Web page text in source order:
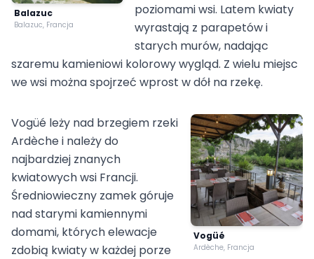
Balazuc
Balazuc, Francja
poziomami wsi. Latem kwiaty
wyrastają z parapetów i
starych murów, nadając
szaremu kamieniowi kolorowy wygląd. Z wielu miejsc
we wsi można spojrzeć wprost w dół na rzekę.
Vogüé
Ardèche, Francja
Vogüé leży nad brzegiem rzeki
Ardèche i należy do
najbardziej znanych
kwiatowych wsi Francji.
Średniowieczny zamek góruje
nad starymi kamiennymi
domami, których elewacje
zdobią kwiaty w każdej porze